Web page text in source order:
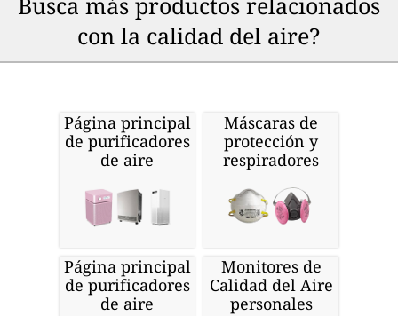
con la calidad del aire?
Página principal
de purificadores
de aire
Máscaras de
protección y
respiradores
Página principal
de purificadores
de aire
Monitores de
Calidad del Aire
personales